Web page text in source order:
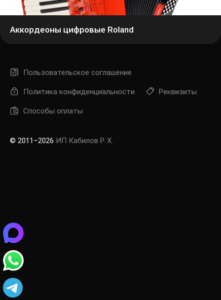
Аккордеоны цифровые Roland
Пользовательское соглашение
Политика конфиденциальности Реквизиты
Способы оплаты
© 2011–2026 ИП Кабилов Р. Х.